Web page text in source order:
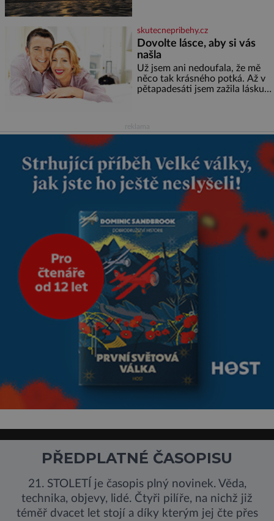
Proč má pláž takové netypické
zbarvení? Nakolik jsou pravd
skutecnepribehy.cz
Dovolte lásce, aby si vás
našla
Už jsem ani nedoufala, že mě
něco tak krásného potká. Až v
pětapadesáti jsem zažila lásku
nás dali dohromady, Toník byl
dobře zaopatřený mladý muž.
Manželství nám oběma moc
nesvědčilo, brzy jsme zjistili, že
PŘEDPLATNÉ ČASOPISU
21. STOLETÍ je časopis plný novinek. Věda,
technika, objevy, lidé. Čtyři pilíře, na nichž již
téměř dvacet let stojí a díky kterým jej čte přes